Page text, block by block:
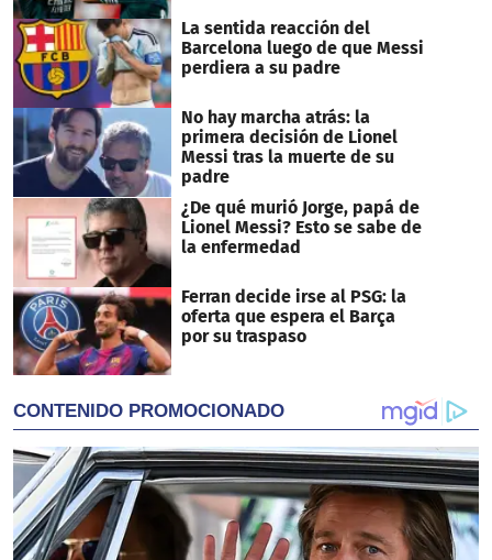
La sentida reacción del
Barcelona luego de que Messi
perdiera a su padre
No hay marcha atrás: la
primera decisión de Lionel
Messi tras la muerte de su
padre
¿De qué murió Jorge, papá de
Lionel Messi? Esto se sabe de
la enfermedad
Ferran decide irse al PSG: la
oferta que espera el Barça
por su traspaso